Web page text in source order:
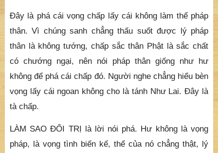
Đây là phá cái vọng chấp lấy cái không làm thể pháp
thân. Vì chúng sanh chẳng thấu suốt được lý pháp
thân là không tướng, chấp sắc thân Phật là sắc chất
có chướng ngại, nên nói pháp thân giống như hư
không để phá cái chấp đó. Người nghe chẳng hiểu bèn
vọng lấy cái ngoan không cho là tánh Như Lai. Đây là
tà chấp.
LÀM SAO ĐỐI TRỊ là lời nói phá. Hư không là vọng
pháp, là vọng tình biến kế, thể của nó chẳng thật, lý